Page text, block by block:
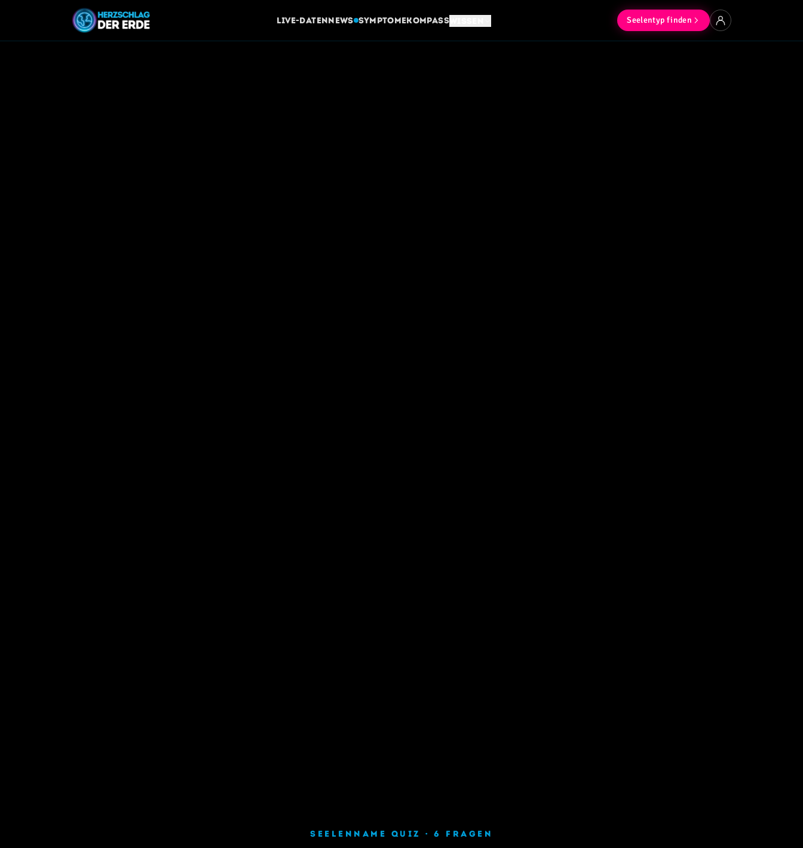
Live-DatenNews SymptomeKompassWissen Seelentyp finden
SEELENNAME QUIZ · 6 FRAGEN